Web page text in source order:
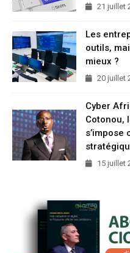
21 juillet
Les
outils,
mieux ?
20 juillet
Cyber
Cotonou,
s’impose
15 juillet